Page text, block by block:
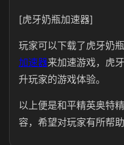
[虎牙奶瓶加速器]
玩家可以下载了虎牙奶
加速器来加速游戏，虎
升玩家的游戏体验。
以上便是和平精英奥特
容，希望对玩家有所帮助